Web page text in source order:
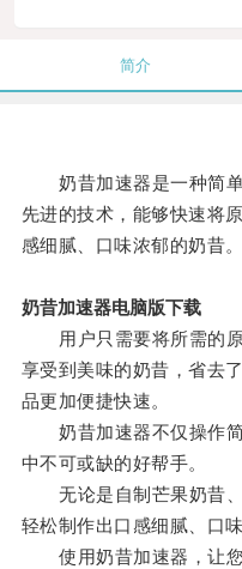
简介
奶昔加速器是一种简单
先进的技术，能够快速将
感细腻、口味浓郁的奶昔。
奶昔加速器电脑版下载
用户只需要将所需的原
享受到美味的奶昔，省去
品更加便捷快速。
奶昔加速器不仅操作简
中不可或缺的好帮手。
无论是自制芒果奶昔、
轻松制作出口感细腻、口
使用奶昔加速器，让您